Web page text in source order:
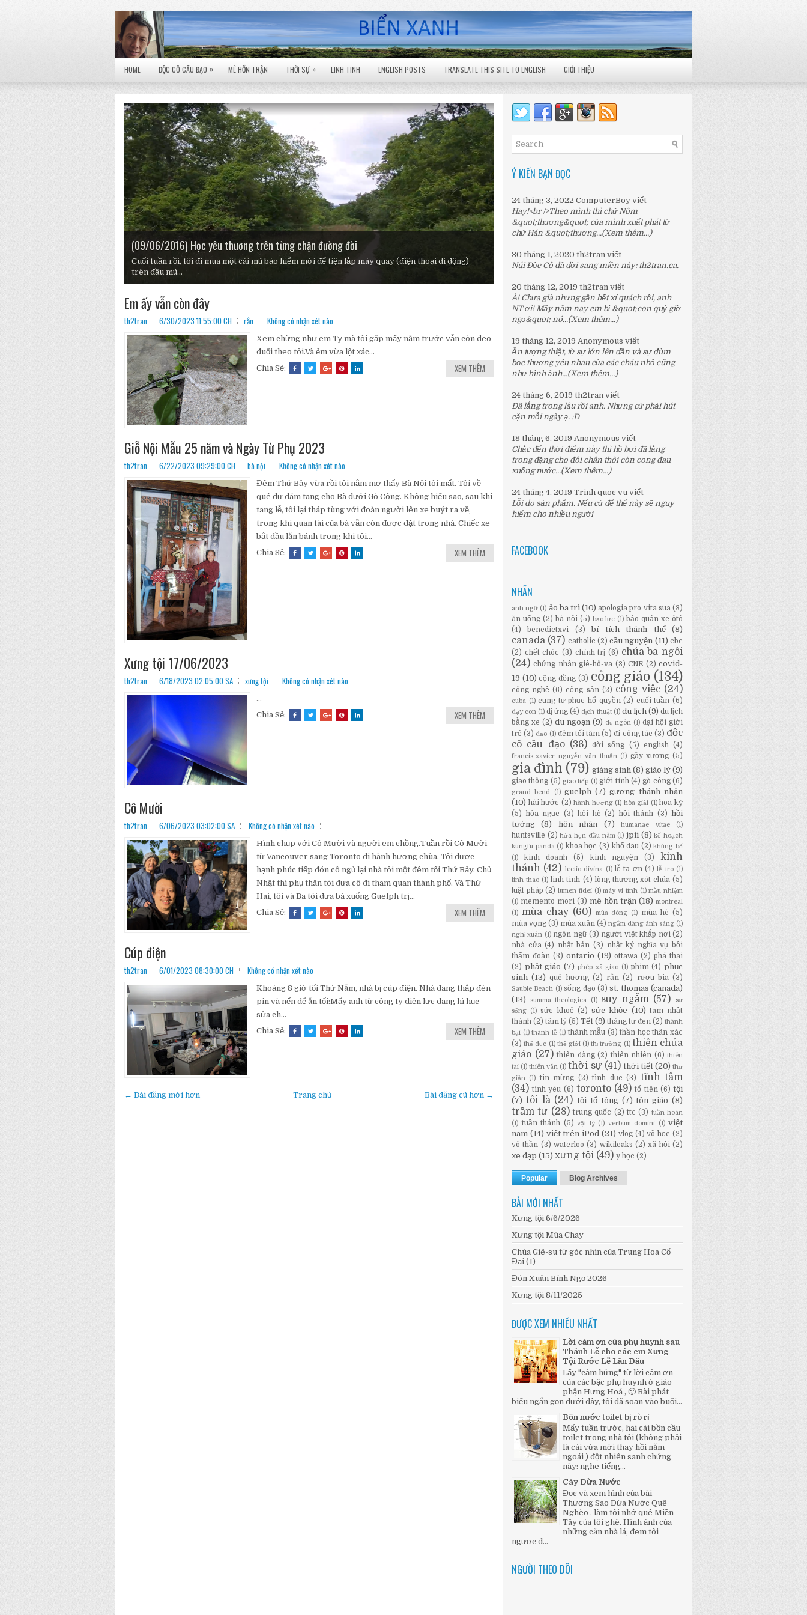
HOME ĐỘC CÔ CẦU ĐẠO » MÊ HỒN TRẬN THỜI SỰ » LINH TINH ENGLISH POSTS TRANSLATE THIS SITE TO ENGLISH GIỚI THIỆU
(24/07/2016) Hồi ký Cắm trại Sauble Falls
(09/06/2016) Học yêu thương trên từng chặn đường đời
Cuối tuần rồi, tôi đi mua một cái mũ bảo hiểm mới để tiện lắp máy quay (điện thoại di động)
trên đầu mũ...
(04/01/2023) Nửu Ước Năm Mới 2023
(17/08/2019) Santa Maria, Cuba
Em ấy vẫn còn đây
th2tran 6/30/2023 11:55:00 CH rắn Không có nhận xét nào
Xem chừng như em Tỵ mà tôi gặp mấy năm trước vẫn còn đeo
đuổi theo tôi.Và ẻm vừa lột xác...
Chia Sẻ:
XEM THÊM
Giỗ Nội Mẫu 25 năm và Ngày Từ Phụ 2023
th2tran 6/22/2023 09:29:00 CH bà nội Không có nhận xét nào
Đêm Thứ Bảy vừa rồi tôi nằm mơ thấy Bà Nội tôi mất. Tôi về
quê dự đám tang cho Bà dưới Gò Công. Không hiểu sao, sau khi
tang lễ, tôi lại tháp tùng với đoàn người lên xe buýt ra về,
trong khi quan tài của bà vẫn còn được đặt trong nhà. Chiếc xe
bắt đầu lăn bánh trong khi tôi...
Chia Sẻ:
XEM THÊM
Xưng tội 17/06/2023
th2tran 6/18/2023 02:05:00 SA xưng tội Không có nhận xét nào
...
Chia Sẻ:
XEM THÊM
Cô Mười
th2tran 6/06/2023 03:02:00 SA Không có nhận xét nào
Hình chụp với Cô Mười và người em chồng.Tuần rồi Cô Mười
từ Vancouver sang Toronto đi hành hương chùa. Tôi được
hạnh phúc tiếp đón cô ngủ lại nhà tôi một đêm tối Thứ Bảy. Chủ
Nhật thì phụ thân tôi đưa cô đi tham quan thành phố. Và Thứ
Hai, tôi và Ba tôi đưa bà xuống Guelph trị...
Chia Sẻ:
XEM THÊM
Cúp điện
th2tran 6/01/2023 08:30:00 CH Không có nhận xét nào
Khoảng 8 giờ tối Thứ Năm, nhà bị cúp điện. Nhà đang thắp đèn
pin và nến để ăn tối:Mấy anh từ công ty điện lực đang hì hục
sửa ch...
Chia Sẻ:
XEM THÊM
← Bài đăng mới hơn Bài đăng cũ hơn →
Trang chủ
Ý KIẾN BẠN ĐỌC
24 tháng 3, 2022 ComputerBoy viết
Hay!<br />Theo mình thì chữ Nôm
&quot;thương&quot; của mình xuất phát từ
chữ Hán &quot;thương...(Xem thêm...)
30 tháng 1, 2020 th2tran viết
Núi Độc Cô đã dời sang miền này: th2tran.ca.
20 tháng 12, 2019 th2tran viết
À! Chưa già nhưng gần hết xí quách rồi, anh
NT ơi! Mấy năm nay em bị &quot;con quỷ giờ
ngọ&quot; nó...(Xem thêm...)
19 tháng 12, 2019 Anonymous viết
Ấn tượng thiệt, từ sự lớn lên dần và sự đùm
bọc thương yêu nhau của các cháu nhỏ cũng
như hình ảnh...(Xem thêm...)
24 tháng 6, 2019 th2tran viết
Đã lắng trong lâu rồi anh. Nhưng cứ phải hút
cặn mỗi ngày ạ. :D
18 tháng 6, 2019 Anonymous viết
Chắc đến thời điểm này thì hồ bơi đã lắng
trong đặng cho đôi chân thôi còn cong đau
xuống nước...(Xem thêm...)
24 tháng 4, 2019 Trinh quoc vu viết
Lỗi do sản phẩm. Nếu cứ để thế này sẽ nguy
hiểm cho nhiều người
FACEBOOK
NHÃN
anh ngữ (1) ảo ba trì (10) apologia pro vita sua (3)
ăn uống (2) bà nội (5) bạo lực (1) bảo quản xe ôtô
(4)
benedictxvi (3) bí tích thánh thể (8)
canada (37) catholic (2) cầu nguyện (11) cbc
(2) chết chóc (3) chính trị (6) chúa ba ngôi
(24) chứng nhân giê-hô-va (3) CNE (2) covid-
19 (10) cộng đồng (3) công giáo (134)
công nghệ (6) cộng sản (2) công việc (24)
cuba (1) cung tự phục hổ quyền (2) cuối tuần (6)
dạy con (1) dị ứng (4) dịch thuật (1) du lịch (9) du lịch
bằng xe (2) du ngoạn (9) dụ ngôn (1) đại hội giới
trẻ (3) đạo (1) đêm tối tăm (5) đi công tác (3) độc
cô cầu đạo (36) đời sống (5) english (4)
francis-xavier nguyễn văn thuận (1) gãy xương (5)
gia đình (79) giáng sinh (8) giáo lý (9)
giao thông (5) giao tiếp (1) giới tính (4) gò công (6)
grand bend (1) guelph (7) gương thánh nhân
(10) hài hước (2) hành hương (1) hòa giải (1) hoa kỳ
(5) hỏa ngục (3) hội hè (2) hội thánh (3) hồi
tưởng
(8) hôn nhân (7) humanae vitae (1)
huntsville (2) hứa hẹn đầu năm (1) jpii (8) kế hoạch
kungfu panda (1) khoa học (3) khổ đau (2) khủng bố
(1)
kinh doanh (5) kinh nguyện (3)
kinh
thánh (42) lectio divina (1) lễ tạ ơn (4) lễ tro (1)
linh thao (1) linh tinh (4) lòng thương xót chúa (5)
luật pháp (2) lumen fidei (1) máy vi tính (1) mầu nhiệm
(1) memento mori (3) mê hồn trận (18) montreal
(1) mùa chay (60) mùa đông (1) mùa hè (5)
mùa vọng (3) mùa xuân (4) ngắm đàng ánh sáng (1)
nghỉ xuân (1) ngôn ngữ (3) người việt khắp nơi (2)
nhà cửa (4) nhật bản (3) nhật ký nghĩa vụ bồi
thẩm đoàn (3) ontario (19) ottawa (2) phá thai
(2) phật giáo (7) phép xã giao (1) phim (4) phục
sinh (13) quê hương (2) rắn (2) rượu bia (3)
Sauble Beach (1) sống đạo (3) st. thomas (canada)
(13)
summa theologica (1) suy ngẫm (57)
sự
sống
(1) sức khoẻ (2) sức khỏe (10) tam nhật
thánh (2) tâm lý (5) Tết (9) tháng tư đen (2) thành
bại (1) thánh lễ (1) thánh mẫu (3) thần học thân xác
(3) thể dục (1) thế giới (1) thị trường (1) thiên chúa
giáo (27) thiên đàng (2) thiên nhiên (6) thiên
tai (1) thiên văn (1) thời sự (41) thời tiết (20) thư
giản
(1) tin mừng (2) tình dục (3) tĩnh tâm
(34) tình yêu (6) toronto (49) tổ tiên (6) tội
(7) tôi là (24) tội tổ tông (7) tôn giáo (8)
trầm tư (28) trung quốc (2) ttc (3) tuần hoàn
(1) tuần thánh (5) vật lý (1) verbum domini (1) việt
nam (14) viết trên iPod (21) vlog (4) võ học (2)
vô thần (3) waterloo (3) wikileaks (2) xã hội (2)
xe đạp (15) xưng tội (49) y học (2)
Popular Blog Archives
BÀI MỚI NHẤT
Xưng tội 6/6/2026
Xưng tội Mùa Chay
Chúa Giê-su từ góc nhìn của Trung Hoa Cổ
Đại (1)
Đón Xuân Bính Ngọ 2026
Xưng tội 8/11/2025
ĐƯỢC XEM NHIỀU NHẤT
Lời cảm ơn của phụ huynh sau
Thánh Lễ cho các em Xưng
Tội Rước Lễ Lần Đầu
Lấy "cảm hứng" từ lời cảm ơn
của các bậc phụ huynh ở giáo
phận Hưng Hoá , 🙂 Bài phát
biểu ngắn gọn dưới đây, tôi đã soạn vào buổi...
Bồn nước toilet bị rò rỉ
Mấy tuần trước, hai cái bồn cầu
toilet trong nhà tôi (không phải
là cái vừa mới thay hồi năm
ngoái ) đột nhiên sanh chứng
này: nghe tiếng...
Cây Dừa Nước
Đọc và xem hình của bài
Thương Sao Dừa Nước Quê
Nghèo , làm tôi nhớ quê Miền
Tây của tôi ghê. Hình ảnh của
những căn nhà lá, đem tôi
ngược d...
NGƯỜI THEO DÕI